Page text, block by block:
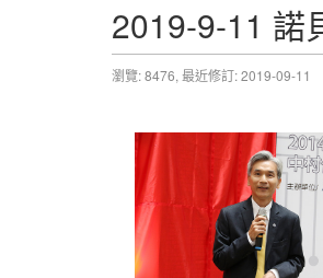
2019-9-11 諾
瀏覽: 8476, 最近修訂: 2019-09-11